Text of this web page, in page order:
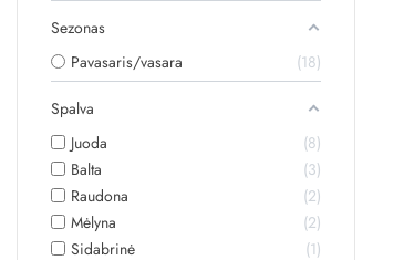
Sezonas
Pavasaris/vasara
18
Spalva
Juoda
8
Balta
3
Raudona
2
Mėlyna
2
Sidabrinė
1